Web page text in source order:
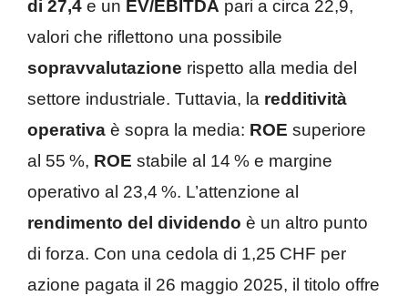
di 27,4 e un EV/EBITDA pari a circa 22,9,
valori che riflettono una possibile
sopravvalutazione rispetto alla media del
settore industriale. Tuttavia, la redditività
operativa è sopra la media: ROE superiore
al 55 %, ROE stabile al 14 % e margine
operativo al 23,4 %. L’attenzione al
rendimento del dividendo è un altro punto
di forza. Con una cedola di 1,25 CHF per
azione pagata il 26 maggio 2025, il titolo offre